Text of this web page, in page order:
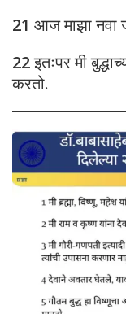
21 आज माझा नवा
22इतःपर मी
करतो.